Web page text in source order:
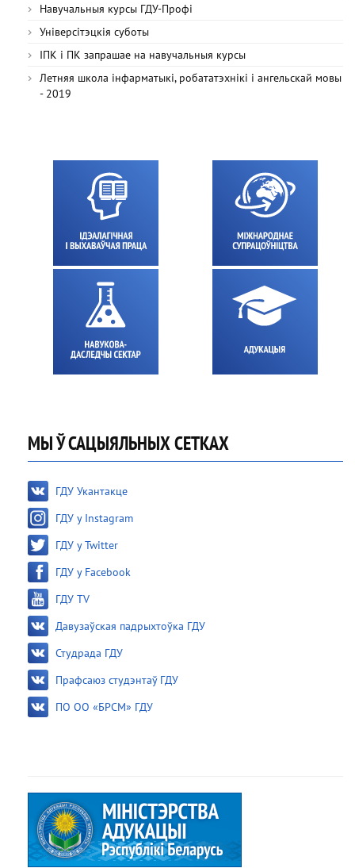
Навучальныя курсы ГДУ-Профі
Універсітэцкія суботы
ІПК і ПК запрашае на навучальныя курсы
Летняя школа інфарматыкі, робататэхнікі і ангельскай мовы
- 2019
МЫ Ў САЦЫЯЛЬНЫХ СЕТКАХ
ГДУ Укантакце
ГДУ у Instagram
ГДУ у Twitter
ГДУ у Facebook
ГДУ TV
Давузаўская падрыхтоўка ГДУ
Студрада ГДУ
Прафсаюз студэнтаў ГДУ
ПО ОО «БРСМ» ГДУ